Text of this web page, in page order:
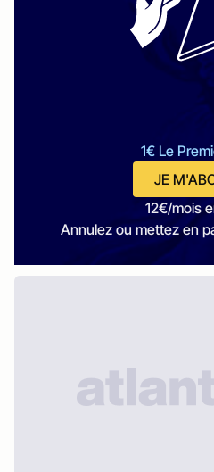
1€ Le
JE
12€/mois
Annulez ou mettez en